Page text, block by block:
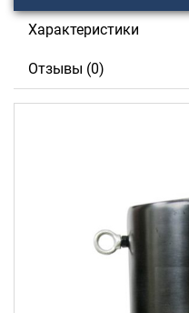
Характеристики
Отзывы (0)